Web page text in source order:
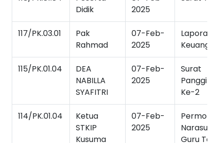
Didik
2025
117/PK.03.01
Pak
Rahmad
07-Feb-
2025
Laporan
Keuangan
115/PK.01.04
DEA
NABILLA
SYAFITRI
07-Feb-
2025
Surat
Panggilan
Ke-2
114/PK.01.04
Ketua
STKIP
Kusuma
07-Feb-
2025
Guru